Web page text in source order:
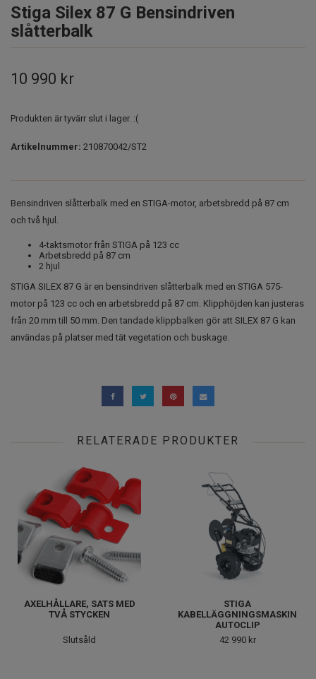
Stiga Silex 87 G Bensindriven
slåtterbalk
10 990 kr
Produkten är tyvärr slut i lager. :(
Artikelnummer: 210870042/ST2
Bensindriven slåtterbalk med en STIGA-motor, arbetsbredd på 87 cm
och två hjul.
4-taktsmotor från STIGA på 123 cc
Arbetsbredd på 87 cm
2 hjul
STIGA SILEX 87 G är en bensindriven slåtterbalk med en STIGA 575-
motor på 123 cc och en arbetsbredd på 87 cm. Klipphöjden kan justeras
från 20 mm till 50 mm. Den tandade klippbalken gör att SILEX 87 G kan
användas på platser med tät vegetation och buskage.
RELATERADE PRODUKTER
AXELHÅLLARE, SATS MED
TVÅ STYCKEN
Slutsåld
STIGA
KABELLÄGGNINGSMASKIN
AUTOCLIP
42 990 kr